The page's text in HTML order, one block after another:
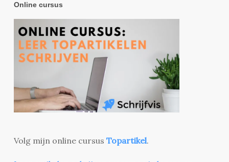
Online cursus
Volg mijn online cursus Topartikel.